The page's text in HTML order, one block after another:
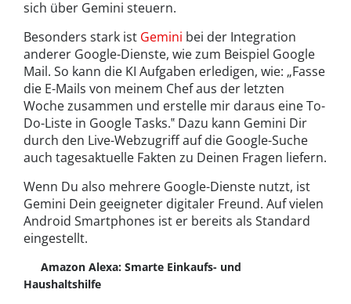
sich über Gemini steuern.
Besonders stark ist Gemini bei der Integration
anderer Google-Dienste, wie zum Beispiel Google
Mail. So kann die KI Aufgaben erledigen, wie: „Fasse
die E-Mails von meinem Chef aus der letzten
Woche zusammen und erstelle mir daraus eine To-
Do-Liste in Google Tasks.‟ Dazu kann Gemini Dir
durch den Live-Webzugriff auf die Google-Suche
auch tagesaktuelle Fakten zu Deinen Fragen liefern.
Wenn Du also mehrere Google-Dienste nutzt, ist
Gemini Dein geeigneter digitaler Freund. Auf vielen
Android Smartphones ist er bereits als Standard
eingestellt.
Amazon Alexa: Smarte Einkaufs- und
Haushaltshilfe